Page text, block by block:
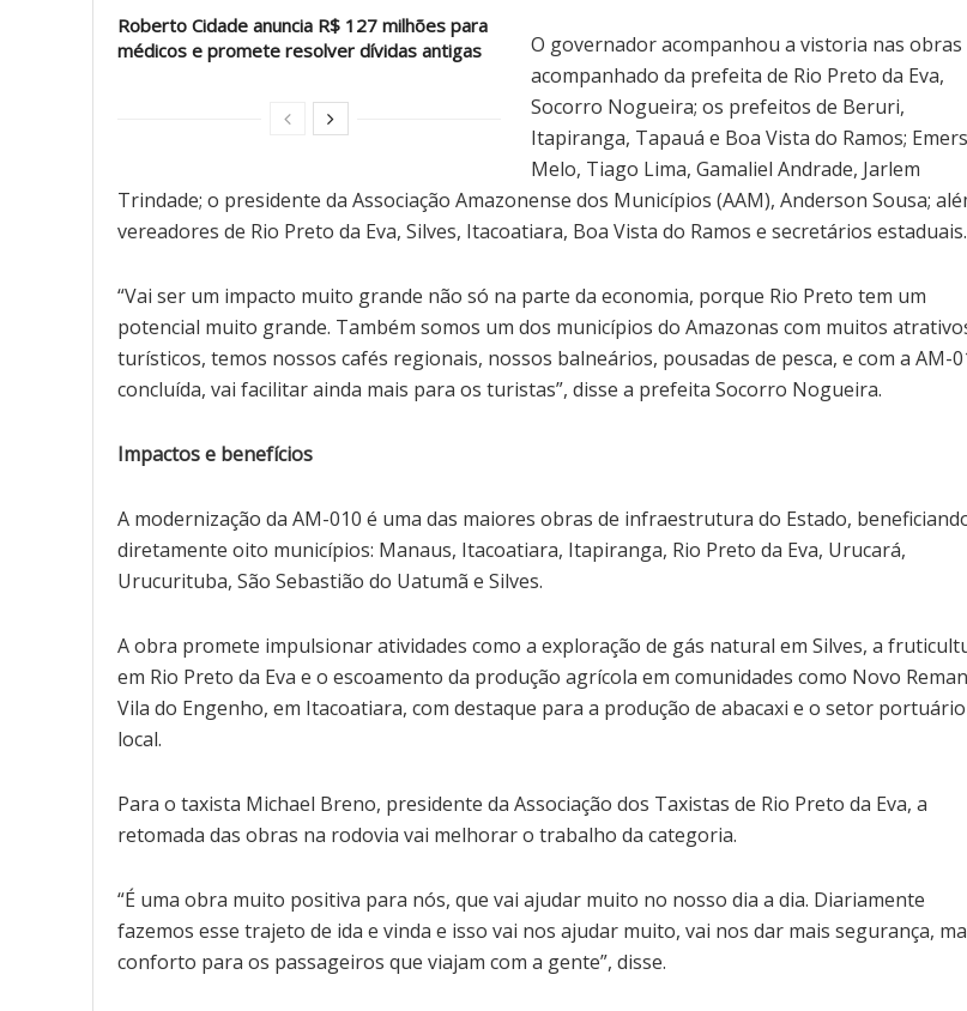
Roberto Cidade anuncia R$ 127 milhões para
médicos e promete resolver dívidas antigas
O governador acompanhou a vistoria nas obras
acompanhado da prefeita de Rio Preto da Eva,
Socorro Nogueira; os prefeitos de Beruri,
Itapiranga, Tapauá e Boa Vista do Ramos;
Melo, Tiago Lima, Gamaliel Andrade, Jarlem
Trindade; o presidente da Associação Amazonense dos Municípios (AAM), Anderson Sousa;
vereadores de Rio Preto da Eva, Silves, Itacoatiara, Boa Vista do Ramos e secretários estaduais.
“Vai ser um impacto muito grande não só na parte da economia, porque Rio Preto tem um
potencial muito grande. Também somos um dos municípios do Amazonas com muitos
turísticos, temos nossos cafés regionais, nossos balneários, pousadas de pesca, e com a AM-
concluída, vai facilitar ainda mais para os turistas”, disse a prefeita Socorro Nogueira.
Impactos e benefícios
A modernização da AM-010 é uma das maiores obras de infraestrutura do Estado,
diretamente oito municípios: Manaus, Itacoatiara, Itapiranga, Rio Preto da Eva, Urucará,
Urucurituba, São Sebastião do Uatumã e Silves.
A obra promete impulsionar atividades como a exploração de gás natural em Silves, a
em Rio Preto da Eva e o escoamento da produção agrícola em comunidades como Novo
Vila do Engenho, em Itacoatiara, com destaque para a produção de abacaxi e o setor portuário
local.
Para o taxista Michael Breno, presidente da Associação dos Taxistas de Rio Preto da Eva, a
retomada das obras na rodovia vai melhorar o trabalho da categoria.
“É uma obra muito positiva para nós, que vai ajudar muito no nosso dia a dia. Diariamente
fazemos esse trajeto de ida e vinda e isso vai nos ajudar muito, vai nos dar mais segurança,
conforto para os passageiros que viajam com a gente”, disse.